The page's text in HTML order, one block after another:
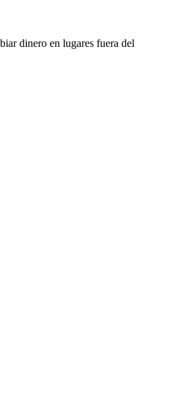
dinero en lugares fuera del